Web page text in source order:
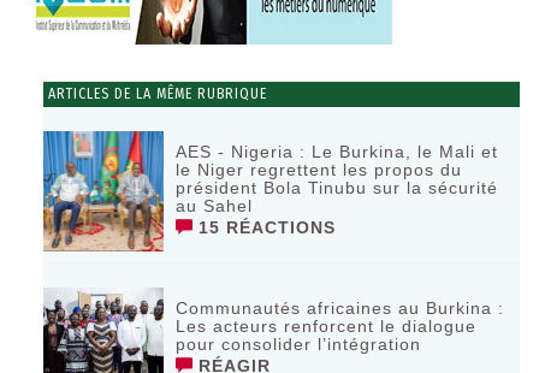
ARTICLES DE LA MÊME RUBRIQUE
AES - Nigeria : Le Burkina, le Mali et
le Niger regrettent les propos du
président Bola Tinubu sur la sécurité
au Sahel
15 RÉACTIONS
Communautés africaines au Burkina :
Les acteurs renforcent le dialogue
pour consolider l’intégration
RÉAGIR